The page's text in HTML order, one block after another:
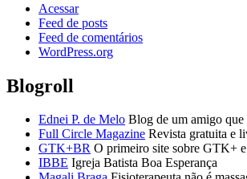
Acessar
Feed de posts
Feed de comentários
WordPress.org
Blogroll
Ednei P. de Melo Blog de um amigo que
Full Circle Magazine Revista gratuita e
GTK+BR O primeiro site sobre GTK+
IBBE Igreja Batista Boa Esperança